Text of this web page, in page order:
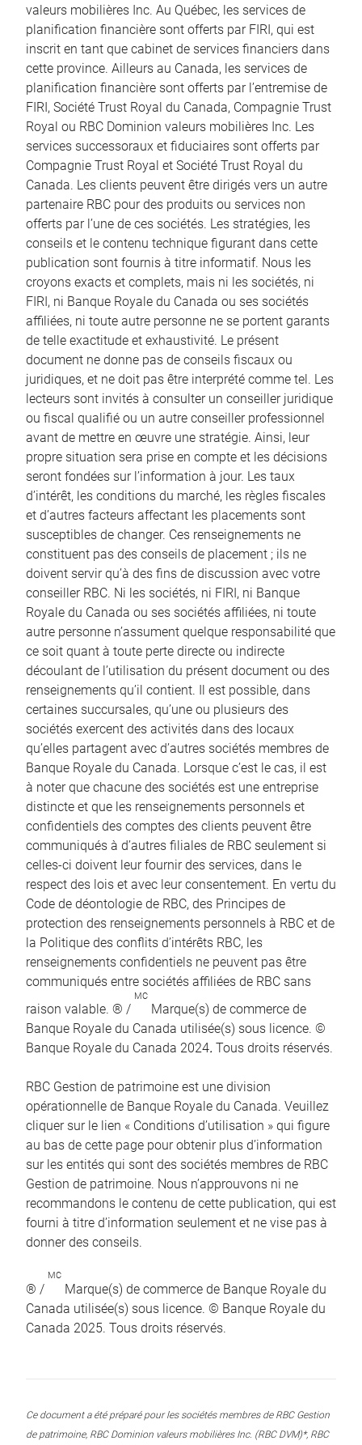
valeurs mobilières Inc. Au Québec, les services de
planification financière sont offerts par FIRI, qui est
inscrit en tant que cabinet de services financiers dans
cette province. Ailleurs au Canada, les services de
planification financière sont offerts par l’entremise de
FIRI, Société Trust Royal du Canada, Compagnie Trust
Royal ou RBC Dominion valeurs mobilières Inc. Les
services successoraux et fiduciaires sont offerts par
Compagnie Trust Royal et Société Trust Royal du
Canada. Les clients peuvent être dirigés vers un autre
partenaire RBC pour des produits ou services non
offerts par l’une de ces sociétés. Les stratégies, les
conseils et le contenu technique figurant dans cette
publication sont fournis à titre informatif. Nous les
croyons exacts et complets, mais ni les sociétés, ni
FIRI, ni Banque Royale du Canada ou ses sociétés
affiliées, ni toute autre personne ne se portent garants
de telle exactitude et exhaustivité. Le présent
document ne donne pas de conseils fiscaux ou
juridiques, et ne doit pas être interprété comme tel. Les
lecteurs sont invités à consulter un conseiller juridique
ou fiscal qualifié ou un autre conseiller professionnel
avant de mettre en œuvre une stratégie. Ainsi, leur
propre situation sera prise en compte et les décisions
seront fondées sur l’information à jour. Les taux
d’intérêt, les conditions du marché, les règles fiscales
et d’autres facteurs affectant les placements sont
susceptibles de changer. Ces renseignements ne
constituent pas des conseils de placement ; ils ne
doivent servir qu’à des fins de discussion avec votre
conseiller RBC. Ni les sociétés, ni FIRI, ni Banque
Royale du Canada ou ses sociétés affiliées, ni toute
autre personne n’assument quelque responsabilité que
ce soit quant à toute perte directe ou indirecte
découlant de l’utilisation du présent document ou des
renseignements qu’il contient. Il est possible, dans
certaines succursales, qu’une ou plusieurs des
sociétés exercent des activités dans des locaux
qu’elles partagent avec d’autres sociétés membres de
Banque Royale du Canada. Lorsque c’est le cas, il est
à noter que chacune des sociétés est une entreprise
distincte et que les renseignements personnels et
confidentiels des comptes des clients peuvent être
communiqués à d’autres filiales de RBC seulement si
celles-ci doivent leur fournir des services, dans le
respect des lois et avec leur consentement. En vertu du
Code de déontologie de RBC, des Principes de
protection des renseignements personnels à RBC et de
la Politique des conflits d’intérêts RBC, les
renseignements confidentiels ne peuvent pas être
communiqués entre sociétés affiliées de RBC sans
raison valable. ® /
MC
Marque(s) de commerce de
Banque Royale du Canada utilisée(s) sous licence. ©
Banque Royale du Canada 2024. Tous droits réservés.
RBC Gestion de patrimoine est une division
opérationnelle de Banque Royale du Canada. Veuillez
cliquer sur le lien « Conditions d’utilisation » qui figure
au bas de cette page pour obtenir plus d’information
sur les entités qui sont des sociétés membres de RBC
Gestion de patrimoine. Nous n’approuvons ni ne
recommandons le contenu de cette publication, qui est
fourni à titre d’information seulement et ne vise pas à
donner des conseils.
® /
MC
Marque(s) de commerce de Banque Royale du
Canada utilisée(s) sous licence. © Banque Royale du
Canada 2025. Tous droits réservés.
Ce document a été préparé pour les sociétés membres de RBC Gestion
de patrimoine, RBC Dominion valeurs mobilières Inc. (RBC DVM)*, RBC